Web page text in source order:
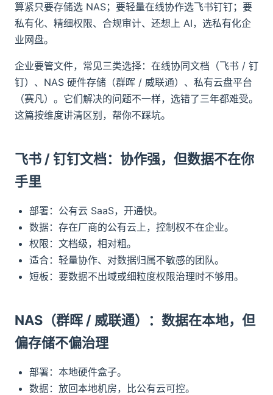
算紧只要存储选 NAS；要轻量在线协作选飞书钉钉；要
私有化、精细权限、合规审计、还想上 AI，选私有化企
业网盘。
企业要管文件，常见三类选择：在线协同文档（飞书 / 钉
钉）、NAS 硬件存储（群晖 / 威联通）、私有云盘平台
（赛凡）。它们解决的问题不一样，选错了三年都难受。
这篇按维度讲清区别，帮你不踩坑。
飞书 / 钉钉文档：协作强，但数据不在你
手里
部署：公有云 SaaS，开通快。
数据：存在厂商的公有云上，控制权不在企业。
权限：文档级，相对粗。
适合：轻量协作、对数据归属不敏感的团队。
短板：要数据不出域或细粒度权限治理时不够用。
NAS（群晖 / 威联通）：数据在本地，但
偏存储不偏治理
部署：本地硬件盒子。
数据：放回本地机房，比公有云可控。